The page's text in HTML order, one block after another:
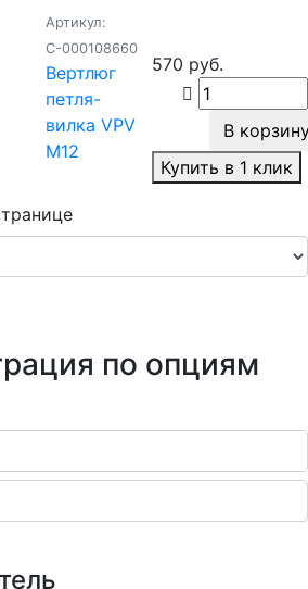
Артикул:
С-000108660
Вертлюг
петля-
вилка VPV
M12
570 руб.
В
Купить в 1 клик
по опциям